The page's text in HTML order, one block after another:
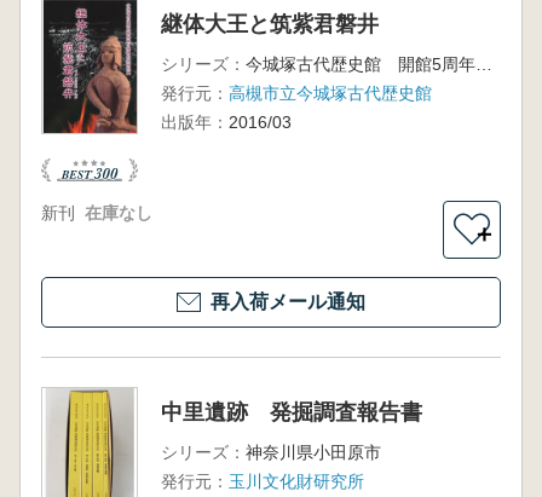
継体大王と筑紫君磐井
シリーズ：
今城塚古代歴史館 開館5周年記念特別展
発行元： 高槻市立今城塚古代歴史館
出版年： 2016/03
新刊 在庫なし
＋
再入荷メール通知
中里遺跡 発掘調査報告書
シリーズ： 神奈川県小田原市
発行元： 玉川文化財研究所